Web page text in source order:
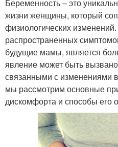
Беременность – это
жизни женщины, который
физиологических
распространенных
будущие мамы, является
явление может быть
связанными с изменениями
мы рассмотрим основные
дискомфорта и способы его